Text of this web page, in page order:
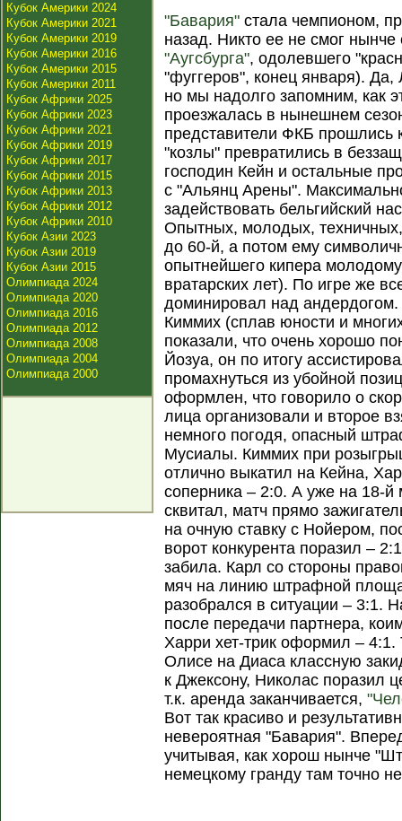
Кубок Америки 2024
Кубок Америки 2021
Кубок Америки 2019
Кубок Америки 2016
Кубок Америки 2015
Кубок Америки 2011
Кубок Африки 2025
Кубок Африки 2023
Кубок Африки 2021
Кубок Африки 2019
Кубок Африки 2017
Кубок Африки 2015
Кубок Африки 2013
Кубок Африки 2012
Кубок Африки 2010
Кубок Азии 2023
Кубок Азии 2019
Кубок Азии 2015
Олимпиада 2024
Олимпиада 2020
Олимпиада 2016
Олимпиада 2012
Олимпиада 2008
Олимпиада 2004
Олимпиада 2000
"Бавария" стала чемпионом,
назад. Никто ее не смог
"Аугсбурга", одолевшего
"фуггеров", конец января).
но мы надолго запомним, как
проезжалась в нынешнем
представители ФКБ прошлись
"козлы" превратились в
господин Кейн и остальные
с "Альянц Арены".
задействовать бельгийский
Опытных, молодых,
до 60-й, а потом ему
опытнейшего кипера
вратарских лет). По игре же
доминировал над
Киммих (сплав юности и
показали, что очень хорошо
Йозуа, он по итогу
промахнуться из убойной
оформлен, что говорило о
лица организовали и второе
немного погодя, опасный
Мусиалы. Киммих при
отлично выкатил на Кейна,
соперника – 2:0. А уже на 18-
сквитал, матч прямо
на очную ставку с Нойером,
ворот конкурента поразил –
забила. Карл со стороны
мяч на линию штрафной
разобрался в ситуации – 3:1.
после передачи партнера,
Харри хет-трик оформил – 4:1.
Олисе на Диаса классную
к Джексону, Николас поразил
т.к. аренда заканчивается,
Вот так красиво и
невероятная "Бавария".
учитывая, как хорош нынче
немецкому гранду там точно